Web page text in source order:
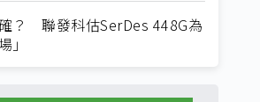
？ 聯發科估SerDes 448G為
」